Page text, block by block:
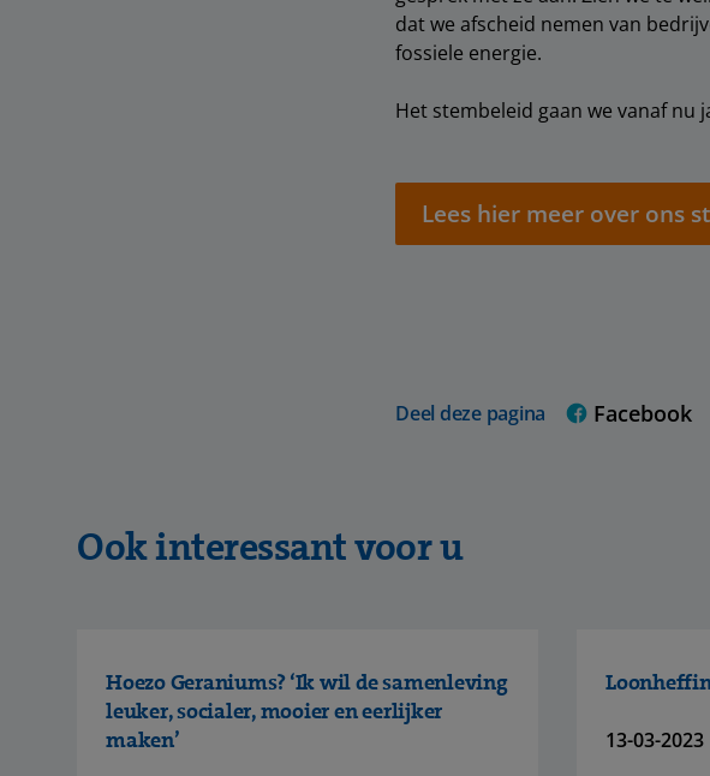
dat we afscheid nemen van
fossiele energie.
Het stembeleid gaan we vanaf nu
Lees hier meer over ons
Deel deze pagina Facebook
Ook interessant voor u
Hoezo Geraniums? ‘Ik wil de samenleving
leuker, socialer, mooier en eerlijker
maken’
13-03-2023